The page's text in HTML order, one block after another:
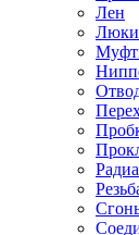
Лен
Люки